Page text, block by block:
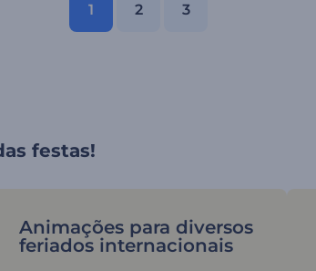
1 2 3
festas!
Animações para diversos
feriados internacionais